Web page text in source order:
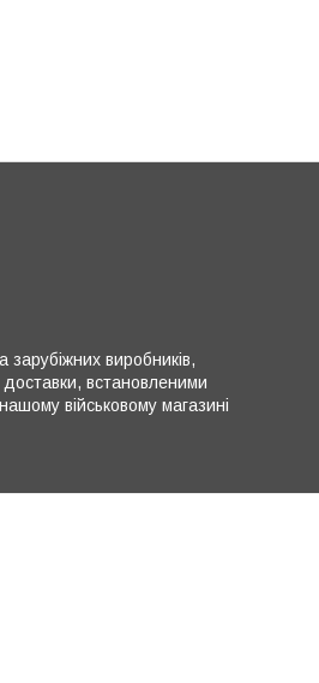
зарубіжних виробників,
встановленими
військовому магазині